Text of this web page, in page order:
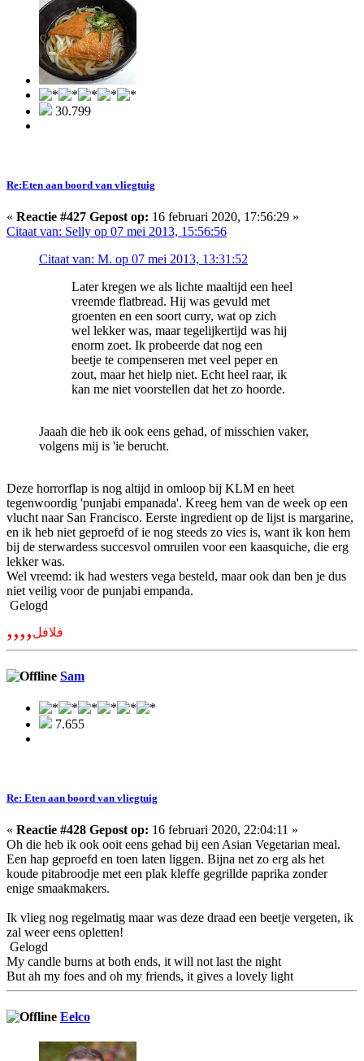
30.799
Re:Eten aan boord van vliegtuig
« Reactie #427 Gepost op: 16 februari 2020, 17:56:29 »
Citaat van: Selly op 07 mei 2013, 15:56:56
Citaat van: M. op 07 mei 2013, 13:31:52
Later kregen we als lichte maaltijd een heel
vreemde flatbread. Hij was gevuld met
groenten en een soort curry, wat op zich
wel lekker was, maar tegelijkertijd was hij
enorm zoet. Ik probeerde dat nog een
beetje te compenseren met veel peper en
zout, maar het hielp niet. Echt heel raar, ik
kan me niet voorstellen dat het zo hoorde.
Jaaah die heb ik ook eens gehad, of misschien vaker,
volgens mij is 'ie berucht.
Deze horrorflap is nog altijd in omloop bij KLM en heet
tegenwoordig 'punjabi empanada'. Kreeg hem van de week op een
vlucht naar San Francisco. Eerste ingredient op de lijst is margarine,
en ik heb niet geproefd of ie nog steeds zo vies is, want ik kon hem
bij de sterwardess succesvol omruilen voor een kaasquiche, die erg
lekker was.
Wel vreemd: ik had westers vega besteld, maar ook dan ben je dus
niet veilig voor de punjabi empanda.
Gelogd
,,,,فلافل
Sam
7.655
Re: Eten aan boord van vliegtuig
« Reactie #428 Gepost op: 16 februari 2020, 22:04:11 »
Oh die heb ik ook ooit eens gehad bij een Asian Vegetarian meal.
Een hap geproefd en toen laten liggen. Bijna net zo erg als het
koude pitabroodje met een plak kleffe gegrillde paprika zonder
enige smaakmakers.
Ik vlieg nog regelmatig maar was deze draad een beetje vergeten, ik
zal weer eens opletten!
Gelogd
My candle burns at both ends, it will not last the night
But ah my foes and oh my friends, it gives a lovely light
Eelco